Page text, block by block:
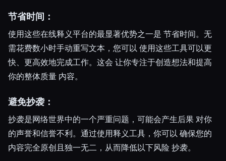
节省时间：
使用这些在线释义平台的最显著优势之一是 节省时间。无
需花费数小时手动重写文本，您可以 使用这些工具可以更
快、更高效地完成工作。这会 让你专注于创造想法和提高
你的整体质量 内容。
避免抄袭：
抄袭是网络世界中的一个严重问题，可能会产生后果 对你
的声誉和信誉不利。通过使用释义工具，你可以 确保您的
内容完全原创且独一无二，从而降低以下风险 抄袭。